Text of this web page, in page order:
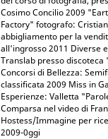
Cosimo Concilio 2009
Factory" fotografo:
abbigliamento per la
all'ingrosso 2011 Diverse
Translab presso discoteca
Concorsi di Bellezza:
classificata 2009 Miss in
Esperienze: Valletta
Comparsa nel video di
Hostess/Immagine per
2009-0ggi